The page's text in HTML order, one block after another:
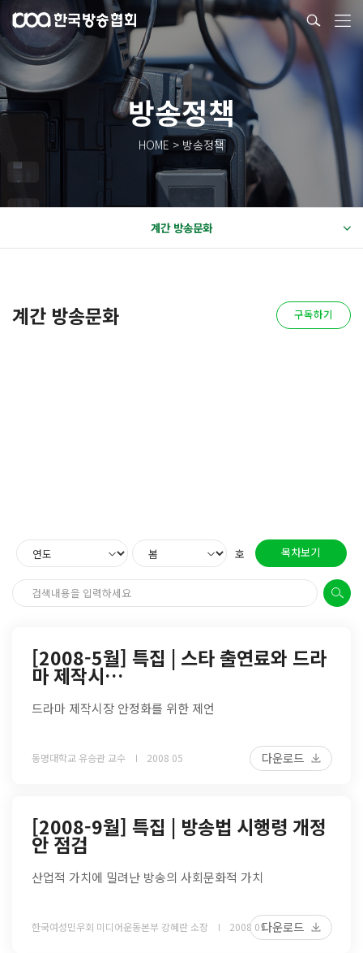
방송정책
HOME > 방송정책
계간 방송문화
계간 방송문화 구독하기
호 목차보기
[2008-5월] 특집 | 스타 출연료와 드라
마 제작시…
드라마 제작시장 안정화를 위한 제언
동명대학교 유승관 교수 2008 05 다운로드
[2008-9월] 특집 | 방송법 시행령 개정
안 점검
산업적 가치에 밀려난 방송의 사회문화적 가치
한국여성민우회 미디어운동본부 강혜란 소장 2008 09다운로드